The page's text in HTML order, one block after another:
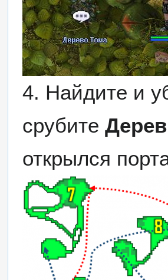
4. Найдите и
срубите
открылся